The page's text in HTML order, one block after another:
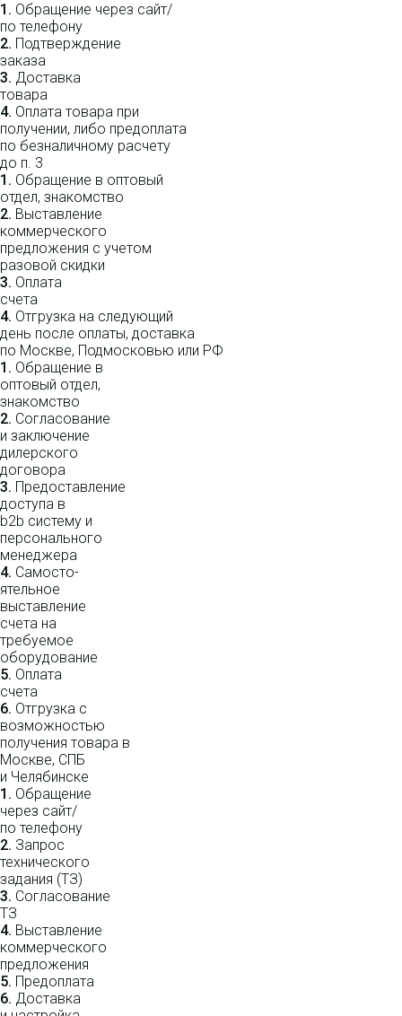
1. Обращение через сайт/
по телефону
2. Подтверждение
заказа
3. Доставка
товара
4. Оплата товара при
получении, либо предоплата
по безналичному расчету
до п. 3
1. Обращение в оптовый
отдел, знакомство
2. Выставление
коммерческого
предложения с учетом
разовой скидки
3. Оплата
счета
4. Отгрузка на следующий
день после оплаты, доставка
по Москве, Подмосковью или РФ
1. Обращение в
оптовый отдел,
знакомство
2. Согласование
и заключение
дилерского
договора
3. Пре­до­ста­вле­ние
доступа в
b2b систему и
персо­нального
мене­джера
4. Само­сто­-
ятель­ное
выставление
счета на
требуемое
оборудование
5. Оплата
счета
6. Отгрузка с
возможностью
получения товара в
Москве, СПБ
и Челябинске
1. Обращение
через сайт/
по телефону
2. Запрос
технического
задания (ТЗ)
3. Согласование
ТЗ
4. Выставление
коммерческого
предложения
5. Предоплата
6. Доставка